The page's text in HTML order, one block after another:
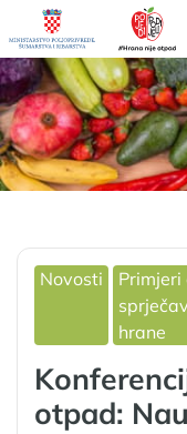
Novosti
hrane
otpad: